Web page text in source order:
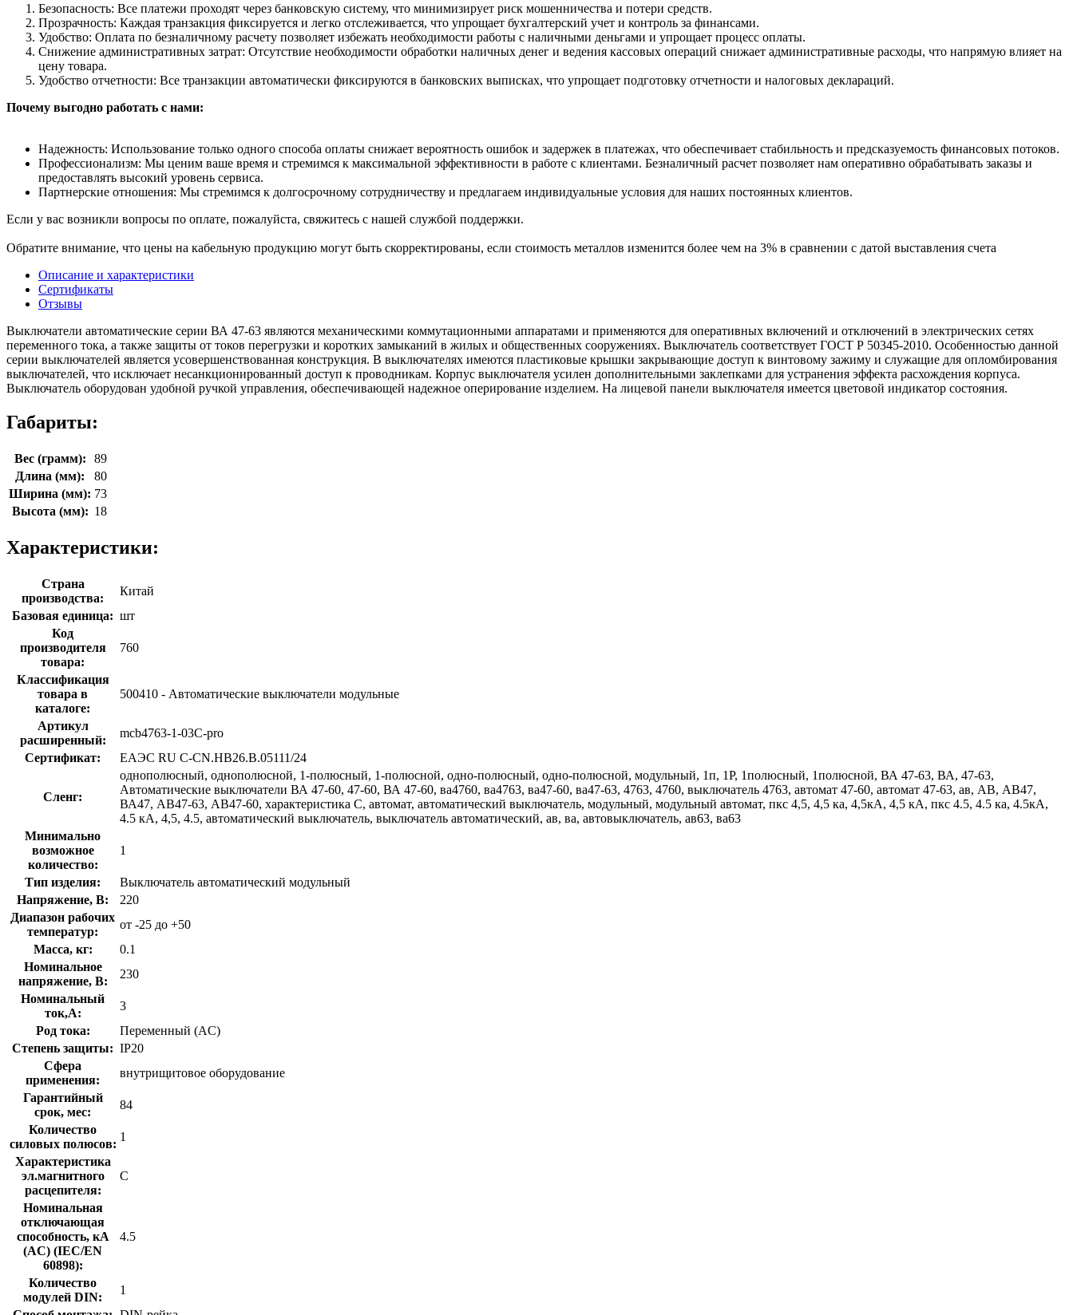
Безопасность: Все платежи проходят через банковскую систему, что минимизирует риск мошенничества и потери средств.
Прозрачность: Каждая транзакция фиксируется и легко отслеживается, что упрощает бухгалтерский учет и контроль за финансами.
Удобство: Оплата по безналичному расчету позволяет избежать необходимости работы с наличными деньгами и упрощает процесс оплаты.
Снижение административных затрат: Отсутствие необходимости обработки наличных денег и ведения кассовых операций снижает административные расходы, что напрямую влияет на
цену товара.
Удобство отчетности: Все транзакции автоматически фиксируются в банковских выписках, что упрощает подготовку отчетности и налоговых деклараций.
Почему выгодно работать с нами:
Надежность: Использование только одного способа оплаты снижает вероятность ошибок и задержек в платежах, что обеспечивает стабильность и предсказуемость финансовых потоков.
Профессионализм: Мы ценим ваше время и стремимся к максимальной эффективности в работе с клиентами. Безналичный расчет позволяет нам оперативно обрабатывать заказы и
предоставлять высокий уровень сервиса.
Партнерские отношения: Мы стремимся к долгосрочному сотрудничеству и предлагаем индивидуальные условия для наших постоянных клиентов.
Если у вас возникли вопросы по оплате, пожалуйста, свяжитесь с нашей службой поддержки.
Обратите внимание, что цены на кабельную продукцию могут быть скорректированы, если стоимость металлов изменится более чем на 3% в сравнении с датой выставления счета
Описание и характеристики
Сертификаты
Отзывы
Выключатели автоматические серии ВА 47-63 являются механическими коммутационными аппаратами и применяются для оперативных включений и отключений в электрических сетях
переменного тока, а также защиты от токов перегрузки и коротких замыканий в жилых и общественных сооружениях. Выключатель соответствует ГОСТ Р 50345-2010. Особенностью данной
серии выключателей является усовершенствованная конструкция. В выключателях имеются пластиковые крышки закрывающие доступ к винтовому зажиму и служащие для опломбирования
выключателей, что исключает несанкционированный доступ к проводникам. Корпус выключателя усилен дополнительными заклепками для устранения эффекта расхождения корпуса.
Выключатель оборудован удобной ручкой управления, обеспечивающей надежное оперирование изделием. На лицевой панели выключателя имеется цветовой индикатор состояния.
Габариты:
Вес (грамм):
89
Длина (мм):
80
Ширина (мм): 73
Высота (мм): 18
Характеристики:
Страна
производства:
Китай
Базовая единица: шт
Код
производителя
товара:
760
Классификация
товара в
каталоге:
500410 - Автоматические выключатели модульные
Артикул
расширенный:
mcb4763-1-03C-pro
Сертификат:
ЕАЭС RU С-CN.НВ26.В.05111/24
Сленг:
однополюсный, однополюсной, 1-полюсный, 1-полюсной, одно-полюсный, одно-полюсной, модульный, 1п, 1P, 1полюсный, 1полюсной, ВА 47-63, ВА, 47-63,
Автоматические выключатели ВА 47-60, 47-60, ВА 47-60, ва4760, ва4763, ва47-60, ва47-63, 4763, 4760, выключатель 4763, автомат 47-60, автомат 47-63, ав, АВ, АВ47,
ВА47, АВ47-63, АВ47-60, характеристика C, автомат, автоматический выключатель, модульный, модульный автомат, пкс 4,5, 4,5 ка, 4,5кА, 4,5 кА, пкс 4.5, 4.5 ка, 4.5кА,
4.5 кА, 4,5, 4.5, автоматический выключатель, выключатель автоматический, ав, ва, автовыключатель, ав63, ва63
Минимально
возможное
количество:
1
Тип изделия:
Выключатель автоматический модульный
Напряжение, В:
220
Диапазон рабочих
температур:
от -25 до +50
Масса, кг:
0.1
Номинальное
напряжение, В:
230
Номинальный
ток,А:
3
Род тока:
Переменный (AC)
Степень защиты: IP20
Сфера
применения:
внутрищитовое оборудование
Гарантийный
срок, мес:
84
Количество
силовых полюсов:
1
Характеристика
эл.магнитного
расцепителя:
C
Номинальная
отключающая
способность, кA
(AC) (IEC/EN
60898):
4.5
Количество
модулей DIN:
1